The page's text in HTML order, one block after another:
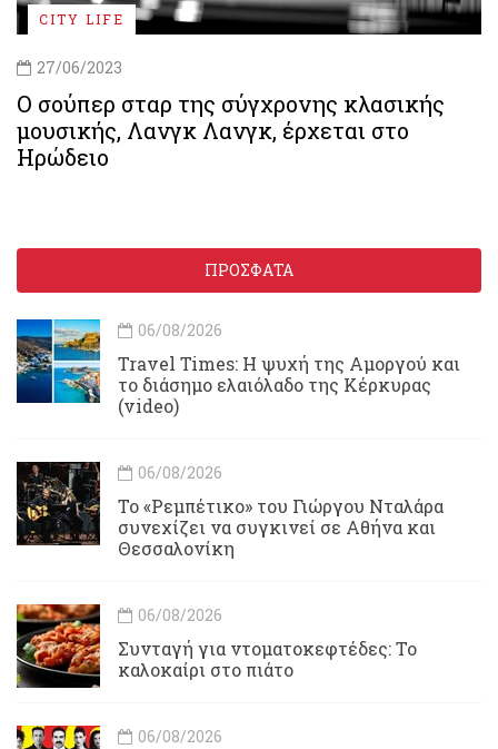
CITY LIFE
27/06/2023
Ο σούπερ σταρ της σύγχρονης κλασικής
μουσικής, Λανγκ Λανγκ, έρχεται στο
Ηρώδειο
ΠΡΟΣΦΑΤΑ
06/08/2026
Travel Times: H ψυχή της Αμοργού και
το διάσημο ελαιόλαδο της Κέρκυρας
(video)
06/08/2026
Το «Ρεμπέτικο» του Γιώργου Νταλάρα
συνεχίζει να συγκινεί σε Αθήνα και
Θεσσαλονίκη
06/08/2026
Συνταγή για ντοματοκεφτέδες: Το
καλοκαίρι στο πιάτο
06/08/2026